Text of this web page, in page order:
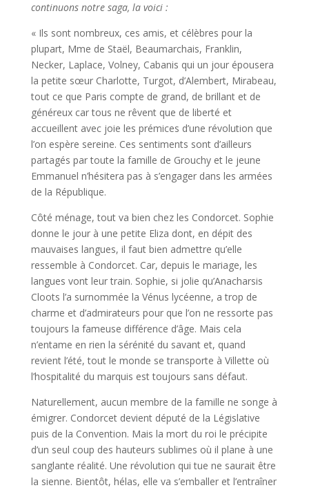
continuons notre saga, la voici :
« Ils sont nombreux, ces amis, et célèbres pour la
plupart, Mme de Staël, Beaumarchais, Franklin,
Necker, Laplace, Volney, Cabanis qui un jour épousera
la petite sœur Charlotte, Turgot, d’Alembert, Mirabeau,
tout ce que Paris compte de grand, de brillant et de
généreux car tous ne rêvent que de liberté et
accueillent avec joie les prémices d’une révolution que
l’on espère sereine. Ces sentiments sont d’ailleurs
partagés par toute la famille de Grouchy et le jeune
Emmanuel n’hésitera pas à s’engager dans les armées
de la République.
Côté ménage, tout va bien chez les Condorcet. Sophie
donne le jour à une petite Eliza dont, en dépit des
mauvaises langues, il faut bien admettre qu’elle
ressemble à Condorcet. Car, depuis le mariage, les
langues vont leur train. Sophie, si jolie qu’Anacharsis
Cloots l’a surnommée la Vénus lycéenne, a trop de
charme et d’admirateurs pour que l’on ne ressorte pas
toujours la fameuse différence d’âge. Mais cela
n’entame en rien la sérénité du savant et, quand
revient l’été, tout le monde se transporte à Villette où
l’hospitalité du marquis est toujours sans défaut.
Naturellement, aucun membre de la famille ne songe à
émigrer. Condorcet devient député de la Législative
puis de la Convention. Mais la mort du roi le précipite
d’un seul coup des hauteurs sublimes où il plane à une
sanglante réalité. Une révolution qui tue ne saurait être
la sienne. Bientôt, hélas, elle va s’emballer et l’entraîner